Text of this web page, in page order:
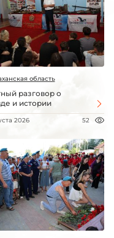
область
разговор о
и истории
2026 52